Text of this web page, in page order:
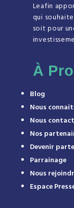
Leafin
qui
soit pour
À
Blog
Nous
Nous
Nos
Devenir
Parrainage
Nous
Espace